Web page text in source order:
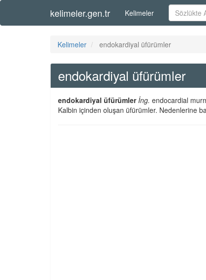
kelimeler.gen.tr Kelimeler
Kelimeler endokardiyal üfürümler
endokardiyal üfürümler
endokardiyal üfürümlerİng. endocardial
Kalbin içinden oluşan üfürümler. Nedenlerine